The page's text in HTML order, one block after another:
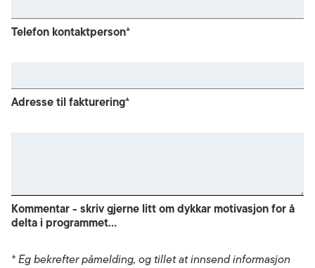
Telefon kontaktperson*
Adresse til fakturering*
Kommentar - skriv gjerne litt om dykkar motivasjon for å
delta i programmet…
* Eg bekrefter påmelding, og tillet at innsend informasjon